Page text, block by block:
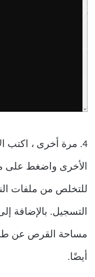
4. مرة أخرى ، اكتب
الأخرى واضغط على
للتخلص من ملفات
التسجيل. بالإضافة
أيضًا.